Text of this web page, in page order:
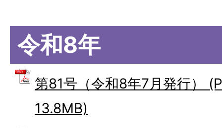
令和8年
第81号（令和8年7月発行）
13.8MB)